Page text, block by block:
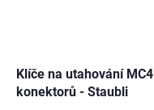
Klíče na utahování MC4
konektorů - Staubli